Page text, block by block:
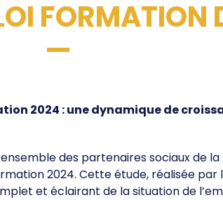
Labels & Centre de Préparation
aux Jeux
Programme Volontaire
Paralympiques
SERVICES & OUTILS
FORMATION
2024 : une dynamique de
des partenaires sociaux de la
2024. Cette étude, réalisée
et éclairant de la situation de